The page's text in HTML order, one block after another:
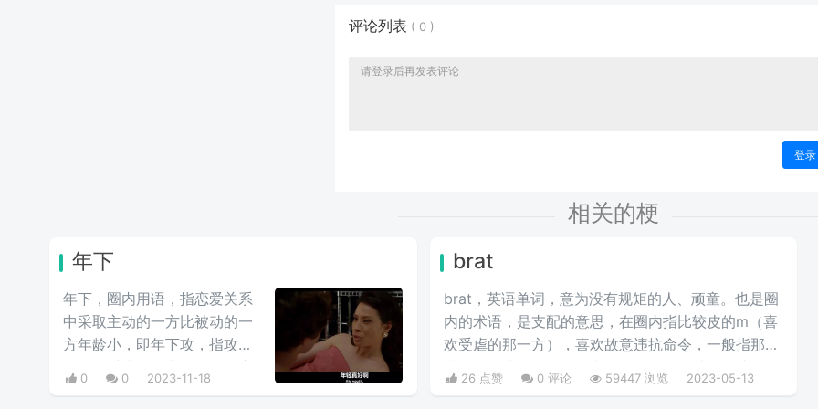
评论列表 ( 0 )
登录
相关的梗
年下
年下，圈内用语，指恋爱关系
中采取主动的一方比被动的一
方年龄小，即年下攻，指攻的
0 0 2023-11-18
brat
brat，英语‌‌‌‌‌‌‌‌‌‌‌单词，意为没有规矩的人、顽童。​也是圈
内的术语，是支配的意思，在圈内指比较皮的m（喜
欢受虐的那一方），喜欢故意违抗命令，一般指那种
样。傲娇和炸毛是他们的人设，搞事和反攻是他们的
26 点赞 0 评论 59447 浏览 2023-05-13